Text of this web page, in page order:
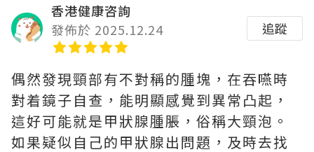
香港健康咨詢
發佈於 2025.12.24
追蹤
偶然發現頸部有不對稱的腫塊，在吞嚥時
對着鏡子自查，能明顯感覺到異常凸起，
這好可能就是甲狀腺腫脹，俗稱大頸泡。
如果疑似自己的甲狀腺出問題，及時去找